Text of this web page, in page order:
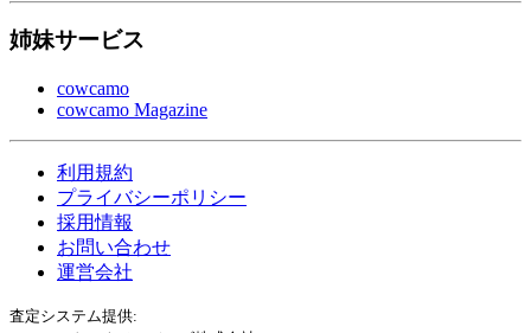
姉妹サービス
cowcamo
cowcamo Magazine
利用規約
プライバシーポリシー
採用情報
お問い合わせ
運営会社
査定システム提供: